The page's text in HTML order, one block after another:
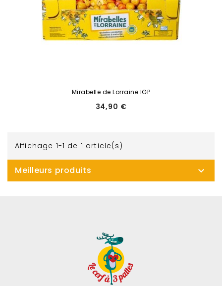
Mirabelle de Lorraine IGP
34,90 €Prix
Affichage 1-1 de 1 article(s)
Meilleurs produits 